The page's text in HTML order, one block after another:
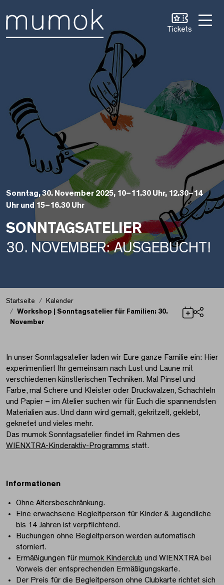
Tickets
Sonntag, 30. November 2025, 10–11.30 Uhr, 12.30–14
Uhr und 15–16.30 Uhr
SONNTAGSATELIER
30. NOVEMBER: AUSGEBUCHT!
Startseite
Kalender
Workshop | Sonntagsatelier für Familien: 30.
November
Workshop |
In unser Sonntagsatelier laden wir Eure ganze Familie ein: Hier
experimentiert Ihr gemeinsam nach Lust und Laune mit
verschiedenen künstlerischen Techniken. Mal Pinsel und
Farbe, mal Schere und Kleister oder Druckwalzen, Schachteln
und Papier – im Atelier suchen wir für Euch die spannendsten
Materialien aus. Und dann wird gemalt, gekritzelt, geklebt,
geknetet und vieles mehr.
Das mumok Sonntagsatelier findet im Rahmen des
WIENXTRA-Kinderaktiv-Programms statt.
Informationen
Ohne Altersbeschränkung.
Eine erwachsene Begleitperson für Kinder & Jugendliche
bis 14 Jahren ist verpflichtend.
Buchungen ohne Begleitperson werden automatisch
storniert.
Ermäßigungen für mumok Kinderclub und WIENXTRA bei
Vorweis der entsprechenden Ermäßigungskarte.
Der Preis für die Begleitperson ohne Clubkarte richtet sich